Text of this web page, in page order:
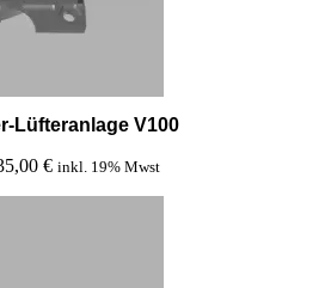
Lüfteranlage V100
€ inkl. 19% Mwst